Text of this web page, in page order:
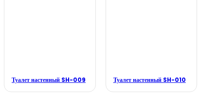
Туалет настенный SH-009 Туалет настенный SH-010